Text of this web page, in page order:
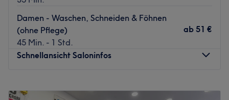
Extras: The central location and German and Turkish are
spoken in the salon.
Zurück zur Salonansicht
Damen - Waschen, Schneiden & Föhnen
(ohne Pflege)
45 Min. - 1 Std.
ab 51 €
Schnellansicht Saloninfos
Dienstag